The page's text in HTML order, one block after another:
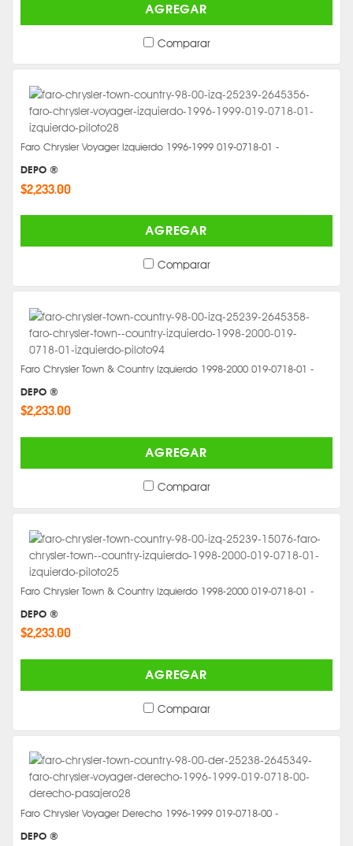
AGREGAR
Comparar
Faro Chrysler Voyager Izquierdo 1996-1999 019-0718-01 -
DEPO ®
$2,233.00
AGREGAR
Comparar
Faro Chrysler Town & Country Izquierdo 1998-2000 019-0718-01 -
DEPO ®
$2,233.00
AGREGAR
Comparar
Faro Chrysler Town & Country Izquierdo 1998-2000 019-0718-01 -
DEPO ®
$2,233.00
AGREGAR
Comparar
Faro Chrysler Voyager Derecho 1996-1999 019-0718-00 -
DEPO ®